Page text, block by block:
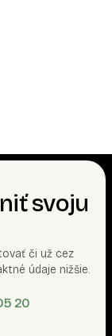
svoju
či už cez
údaje nižšie.
20